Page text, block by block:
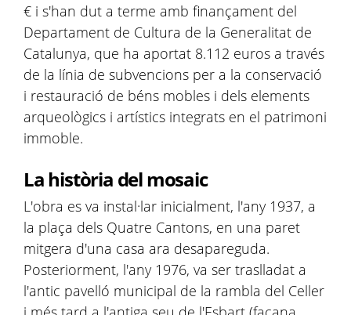
€ i s'han dut a terme amb finançament del
Departament de Cultura de la Generalitat de
Catalunya, que ha aportat 8.112 euros a través
de la línia de subvencions per a la conservació
i restauració de béns mobles i dels elements
arqueològics i artístics integrats en el patrimoni
immoble.
La història del mosaic
L'obra es va instal·lar inicialment, l'any 1937, a
la plaça dels Quatre Cantons, en una paret
mitgera d'una casa ara desapareguda.
Posteriorment, l'any 1976, va ser traslladat a
l'antic pavelló municipal de la rambla del Celler